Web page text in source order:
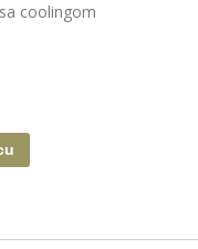
coolingom